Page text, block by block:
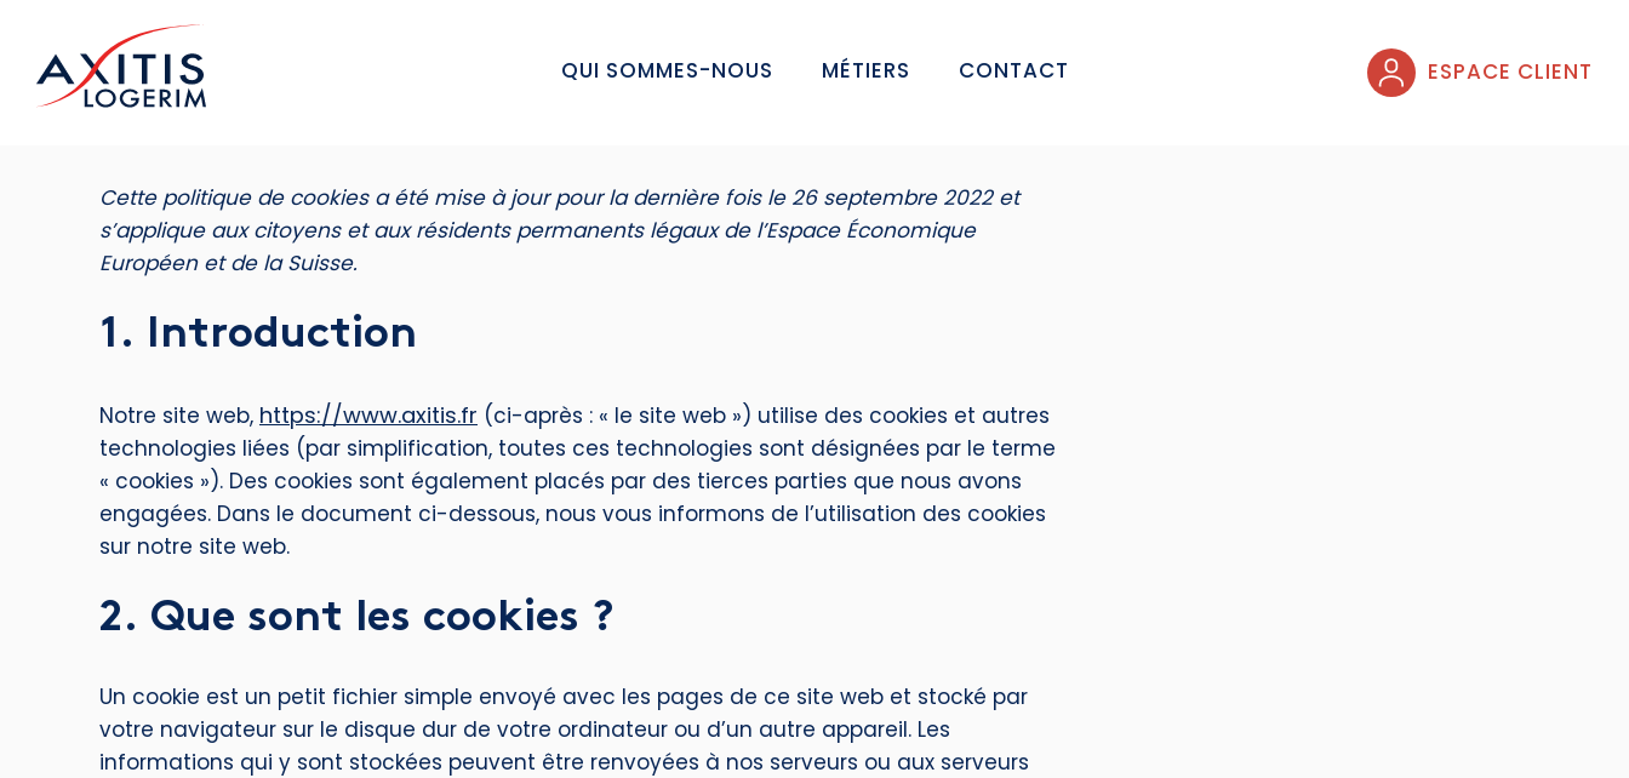
QUI SOMMES-NOUS MÉTIERS CONTACT ESPACE CLIENT
Cette politique de cookies a été mise à jour pour la dernière fois le 26 septembre 2022 et
s’applique aux citoyens et aux résidents permanents légaux de l’Espace Économique
Européen et de la Suisse.
1. Introduction
Notre site web, https://www.axitis.fr (ci-après : « le site web ») utilise des cookies et autres
technologies liées (par simplification, toutes ces technologies sont désignées par le terme
« cookies »). Des cookies sont également placés par des tierces parties que nous avons
engagées. Dans le document ci-dessous, nous vous informons de l’utilisation des cookies
sur notre site web.
2. Que sont les cookies ?
Un cookie est un petit fichier simple envoyé avec les pages de ce site web et stocké par
votre navigateur sur le disque dur de votre ordinateur ou d’un autre appareil. Les
informations qui y sont stockées peuvent être renvoyées à nos serveurs ou aux serveurs